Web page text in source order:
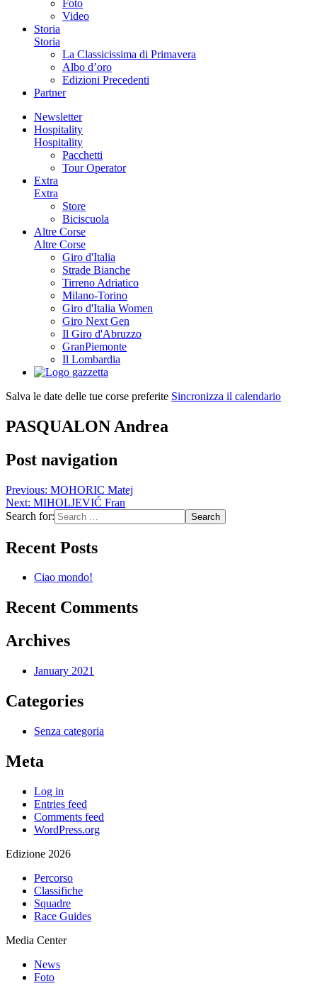
Foto
Video
Storia
Storia
La Classicissima di Primavera
Albo d’oro
Edizioni Precedenti
Partner
Newsletter
Hospitality
Hospitality
Pacchetti
Tour Operator
Extra
Extra
Store
Biciscuola
Altre Corse
Altre Corse
Giro d'Italia
Strade Bianche
Tirreno Adriatico
Milano-Torino
Giro d'Italia Women
Giro Next Gen
Il Giro d'Abruzzo
GranPiemonte
Il Lombardia
Salva le date delle tue corse preferite Sincronizza il calendario
PASQUALON Andrea
Post navigation
Previous: MOHORIC Matej
Next: MIHOLJEVIĆ Fran
Search for:
Recent Posts
Ciao mondo!
Recent Comments
Archives
January 2021
Categories
Senza categoria
Meta
Log in
Entries feed
Comments feed
WordPress.org
Edizione 2026
Percorso
Classifiche
Squadre
Race Guides
Media Center
News
Foto